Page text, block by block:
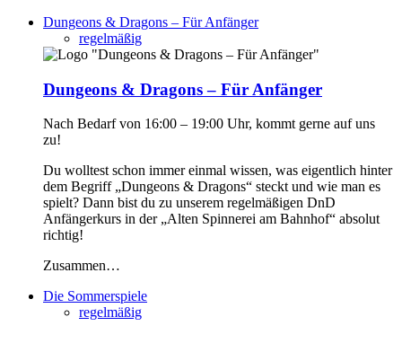
Dungeons & Dragons – Für Anfänger
regelmäßig
Dungeons & Dragons – Für Anfänger
Nach Bedarf von 16:00 – 19:00 Uhr, kommt gerne auf uns
zu!
Du wolltest schon immer einmal wissen, was eigentlich hinter
dem Begriff „Dungeons & Dragons“ steckt und wie man es
spielt? Dann bist du zu unserem regelmäßigen DnD
Anfängerkurs in der „Alten Spinnerei am Bahnhof“ absolut
richtig!
Zusammen…
Die Sommerspiele
regelmäßig